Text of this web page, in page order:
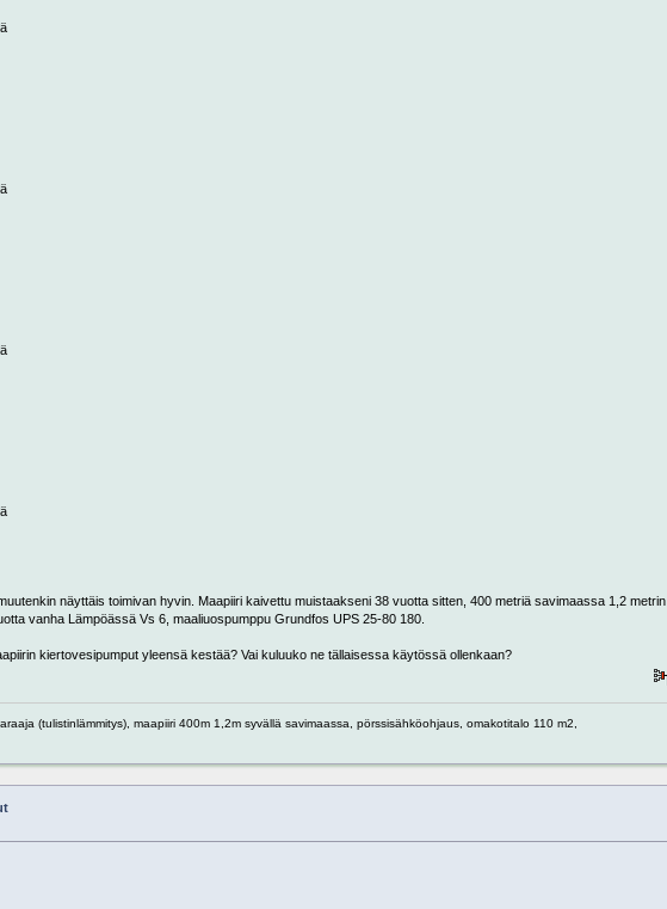
näyttäis toimivan hyvin. Maapiiri kaivettu muistaakseni 38 vuotta sitten, 400 metriä savimaassa 1,2 metrin
vanha Lämpöässä Vs 6, maaliuospumppu Grundfos UPS 25-80 180.
kiertovesipumput yleensä kestää? Vai kuluuko ne tällaisessa käytössä ollenkaan?
(tulistinlämmitys), maapiiri 400m 1,2m syvällä savimaassa, pörssisähköohjaus, omakotitalo 110 m2,